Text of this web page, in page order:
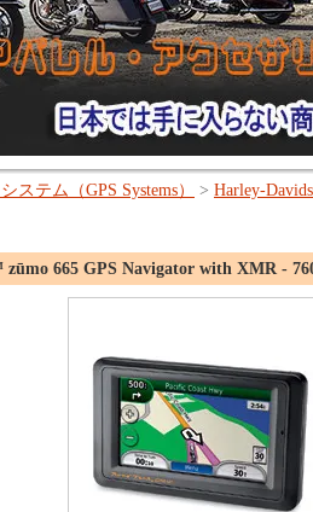
ステム（GPS Systems） > Harley-
665 GPS Navigator with XMR -